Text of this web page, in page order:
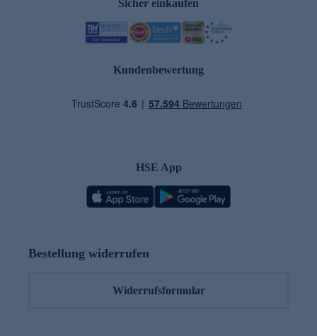
Sicher einkaufen
Kundenbewertung
HSE App
Bestellung widerrufen
Widerrufsformular